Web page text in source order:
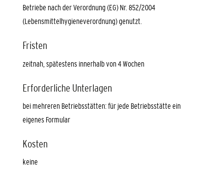
Betriebe nach der Verordnung (EG) Nr. 852/2004
(Lebensmittelhygieneverordnung) genutzt.
Fristen
zeitnah, spätestens innerhalb von 4 Wochen
Erforderliche Unterlagen
bei mehreren Betriebsstätten: für jede Betriebsstätte ein
eigenes Formular
Kosten
keine